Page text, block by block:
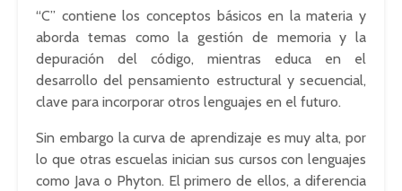
“C” contiene los conceptos básicos en la materia y
aborda temas como la gestión de memoria y la
depuración del código, mientras educa en el
desarrollo del pensamiento estructural y secuencial,
clave para incorporar otros lenguajes en el futuro.
Sin embargo la curva de aprendizaje es muy alta, por
lo que otras escuelas inician sus cursos con lenguajes
como Java o Phyton. El primero de ellos, a diferencia